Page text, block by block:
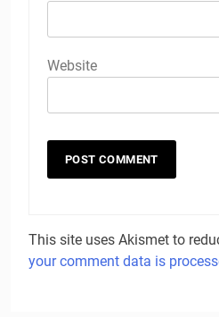
Website
This site uses Akismet to
your comment data is